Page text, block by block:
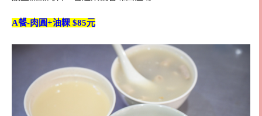
A餐-肉圓+油粿 $85元